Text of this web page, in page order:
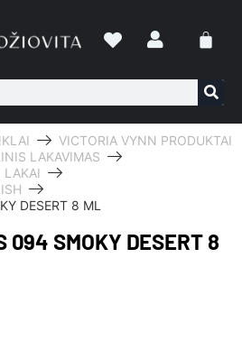
VICTORIA VYNN PRODUKTAI
LAKAVIMAS
LAKAI
DESERT 8 ML
094 SMOKY DESERT 8